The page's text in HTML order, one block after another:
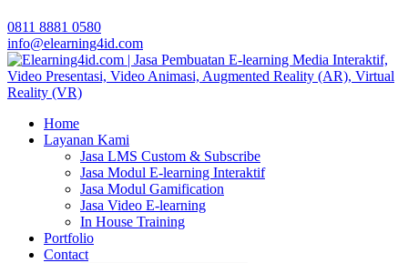
0811 8881 0580
info@elearning4id.com
Home
Layanan Kami
Jasa LMS Custom & Subscribe
Jasa Modul E-learning Interaktif
Jasa Modul Gamification
Jasa Video E-learning
In House Training
Portfolio
Contact